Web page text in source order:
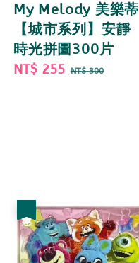
My Melody 美樂蒂
【城市系列】安靜
時光拼圖300片
Sale
NT$ 255 Regular
NT$ 300